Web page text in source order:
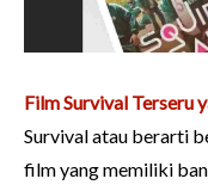
Film Survival Terseru
Survival atau berarti
film yang memiliki